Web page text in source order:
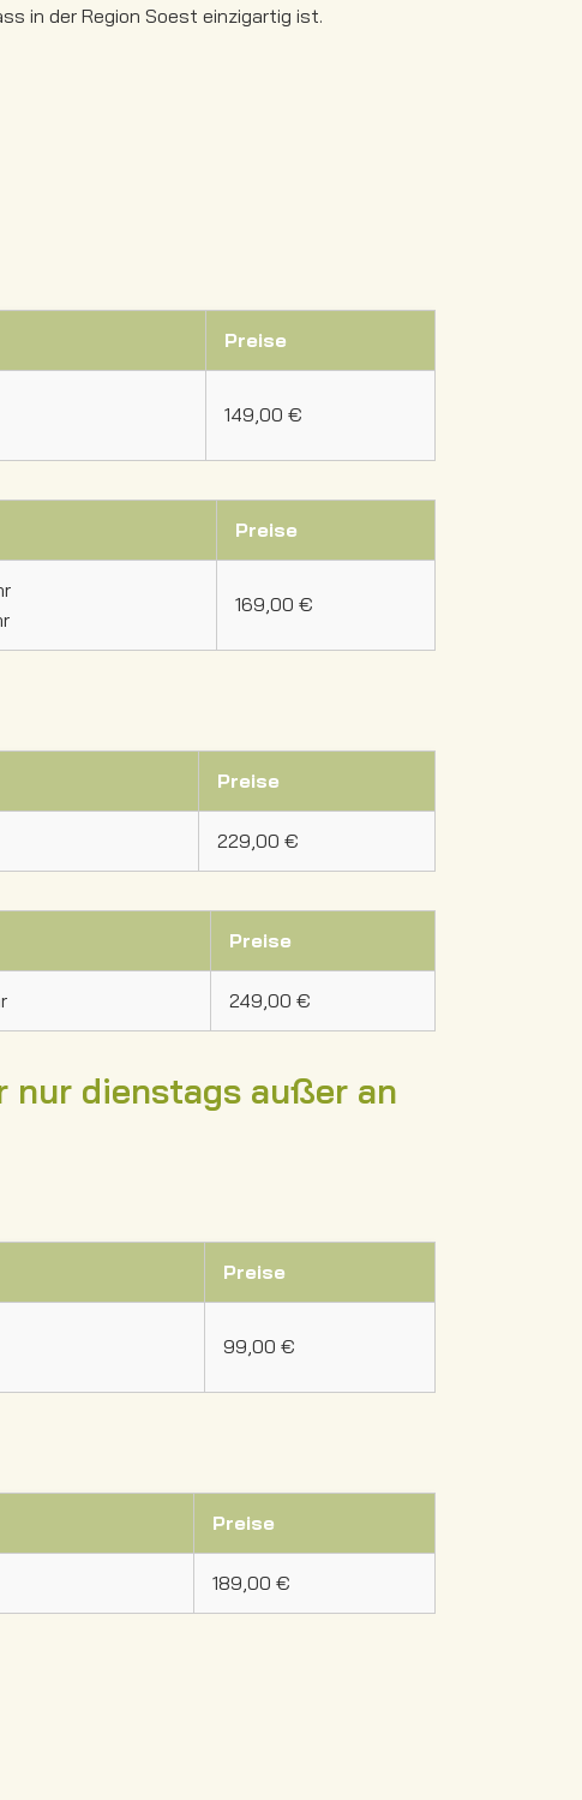
in der Region Soest einzigartig ist.
Preise
149,00 €
Preise
169,00 €
Preise
229,00 €
Preise
249,00 €
nur dienstags außer an
Preise
99,00 €
Preise
189,00 €